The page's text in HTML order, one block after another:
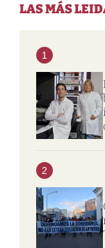
LAS MÁS
1
2